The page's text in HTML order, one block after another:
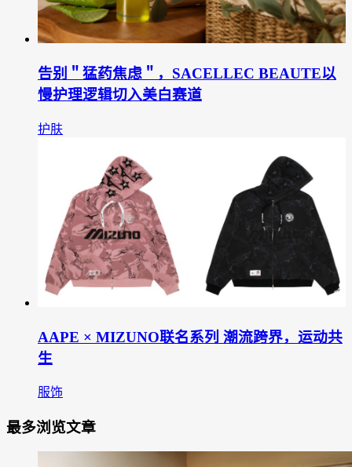
告别＂猛药焦虑＂，SACELLEC BEAUTE以
慢护理逻辑切入美白赛道
护肤
AAPE × MIZUNO联名系列 潮流跨界，运动共
生
服饰
最多浏览文章